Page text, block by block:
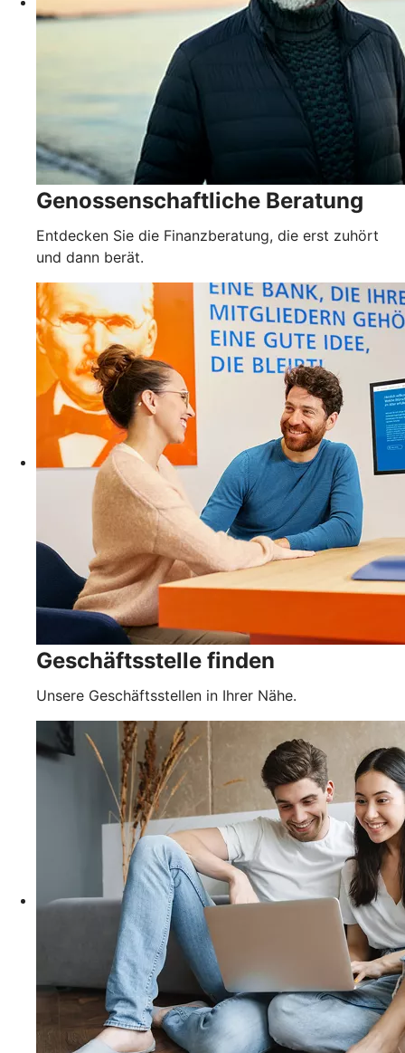
Genossenschaftliche Beratung
Entdecken Sie die Finanzberatung, die erst zuhört
und dann berät.
Geschäftsstelle finden
Unsere Geschäftsstellen in Ihrer Nähe.